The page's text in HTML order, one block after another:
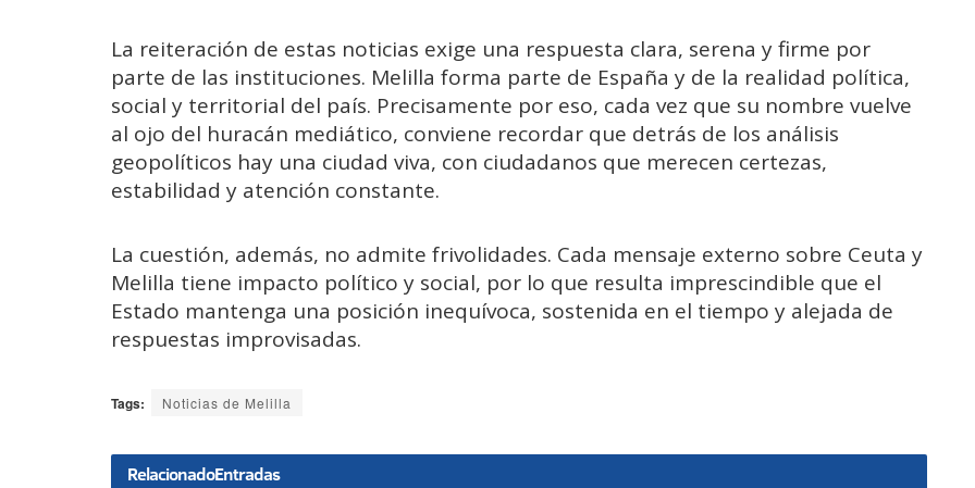
La reiteración de estas noticias exige una respuesta clara, serena y firme por
parte de las instituciones. Melilla forma parte de España y de la realidad política,
social y territorial del país. Precisamente por eso, cada vez que su nombre vuelve
al ojo del huracán mediático, conviene recordar que detrás de los análisis
geopolíticos hay una ciudad viva, con ciudadanos que merecen certezas,
estabilidad y atención constante.
La cuestión, además, no admite frivolidades. Cada mensaje externo sobre Ceuta y
Melilla tiene impacto político y social, por lo que resulta imprescindible que el
Estado mantenga una posición inequívoca, sostenida en el tiempo y alejada de
respuestas improvisadas.
Tags: Noticias de Melilla
RelacionadoEntradas